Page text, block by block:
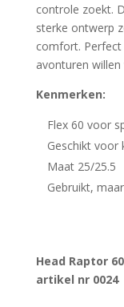
controle zoekt.
sterke ontwerp
comfort. Perfect
avonturen willen
Kenmerken:
Flex 60 voor
Geschikt voor
Maat 25/25.5
Gebruikt,
Head Raptor
artikel nr 0024